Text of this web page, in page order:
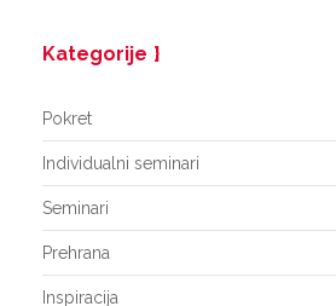
Kategorije
Pokret
Individualni seminari
Seminari
Prehrana
Inspiracija